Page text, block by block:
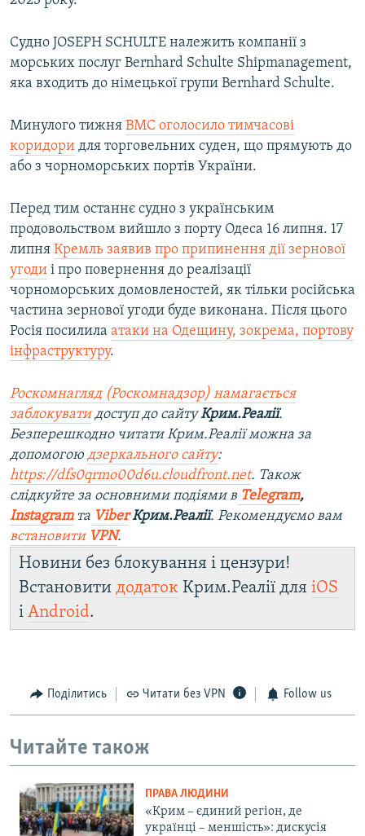
Судно JOSEPH SCHULTE належить компанії з
морських послуг Bernhard Schulte Shipmanagement,
яка входить до німецької групи Bernhard Schulte.
Минулого тижня ВМС оголосило тимчасові
коридори для торговельних суден, що прямують до
або з чорноморських портів України.
Перед тим останнє судно з українським
продовольством вийшло з порту Одеса 16 липня. 17
липня Кремль заявив про припинення дії зернової
угоди і про повернення до реалізації
чорноморських домовленостей, як тільки російська
частина зернової угоди буде виконана. Після цього
Росія посилила атаки на Одещину, зокрема, портову
інфраструктуру.
Роскомнагляд (Роскомнадзор) намагається
заблокуватидоступ до сайтуКрим.Реалії.
Безперешкодно читати Крим.Реалії можна за
допомогою дзеркального сайту:
https://dfs0qrmo00d6u.cloudfront.net. Також
слідкуйте за основними подіями в Telegram,
Instagramта Viber Крим.Реалії. Рекомендуємо вам
встановити VPN.
Новини без блокування і цензури!
Встановити додаток Крим.Реалії для iOS
і Android.
Поділитись Читати без VPN Follow us
Читайте також
ПРАВА ЛЮДИНИ
«Крим – єдиний регіон, де
українці – меншість»: дискусія